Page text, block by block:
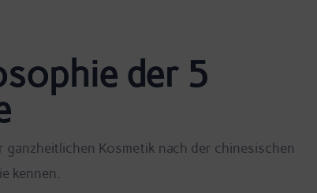
der 5
ganzheitlichen Kosmetik nach der chinesischen
kennen.